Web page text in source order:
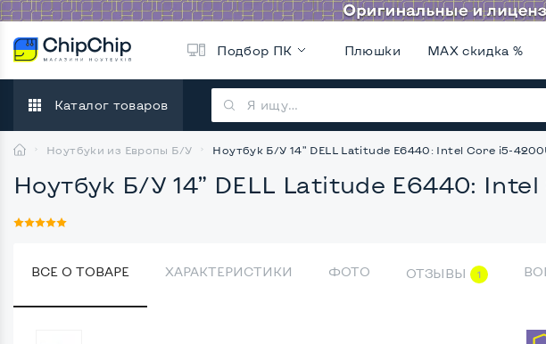
Подбор ПК Плюшки MAX скидка %
Каталог товаров
Ноутбуки из Европы Б/У Ноутбук Б/У 14” DELL Latitude E6440: Intel Core i5-
Ноутбук Б/У 14” DELL Latitude E6440:
ВСЕ О ТОВАРЕ ХАРАКТЕРИСТИКИ ФОТО ОТЗЫВЫ 1